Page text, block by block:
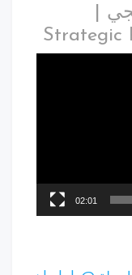
|
Strategic
02:01